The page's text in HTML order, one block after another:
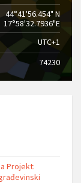
44°41'56.454" N
17°58'32.7936"E
UTC+1
74230
Projekt: